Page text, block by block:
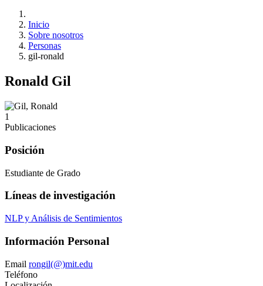
Inicio
Sobre nosotros
Personas
gil-ronald
Ronald Gil
1
Publicaciones
Posición
Estudiante de Grado
Líneas de investigación
NLP y Análisis de Sentimientos
Información Personal
Email rongil(@)mit.edu
Teléfono